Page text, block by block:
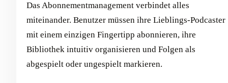
Das Abonnementmanagement verbindet alles
miteinander. Benutzer müssen ihre Lieblings-Podcaster
mit einem einzigen Fingertipp abonnieren, ihre
Bibliothek intuitiv organisieren und Folgen als
abgespielt oder ungespielt markieren.